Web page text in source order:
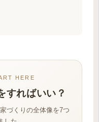
HERE
すればいい？
づくりの全体像を7つ